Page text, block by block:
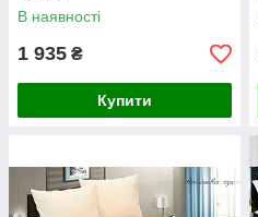
В наявності
1 935 ₴
Купити